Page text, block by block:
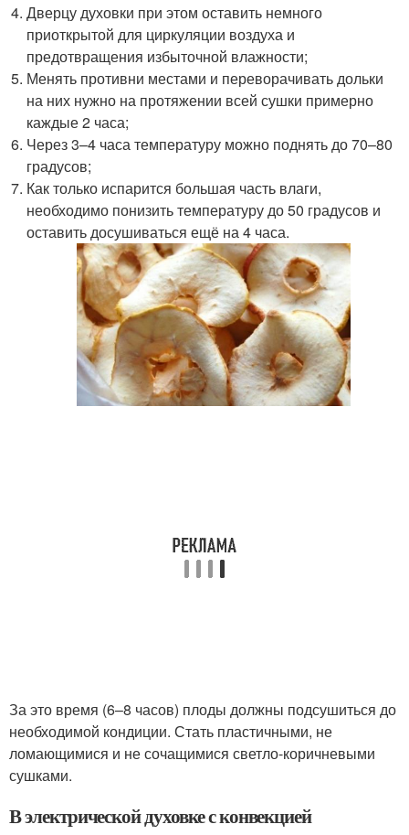
Дверцу духовки при этом оставить немного
приоткрытой для циркуляции воздуха и
предотвращения избыточной влажности;
Менять противни местами и переворачивать дольки
на них нужно на протяжении всей сушки примерно
каждые 2 часа;
Через 3–4 часа температуру можно поднять до 70–80
градусов;
Как только испарится большая часть влаги,
необходимо понизить температуру до 50 градусов и
оставить досушиваться ещё на 4 часа.
За это время (6–8 часов) плоды должны подсушиться до
необходимой кондиции. Стать пластичными, не
ломающимися и не сочащимися светло-коричневыми
сушками.
В электрической духовке с конвекцией